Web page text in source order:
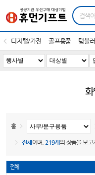
디지털/가전 골프용품 텀블러
홈
전체 이며, 219개의 상품을 보고
전체